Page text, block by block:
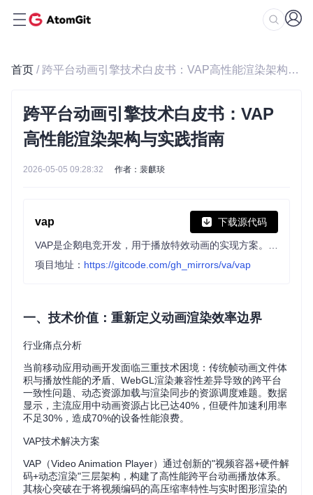
首页 / 跨平台动画引擎技术白皮书：VAP高性能渲染架构与实践指南
跨平台动画引擎技术白皮书：VAP
高性能渲染架构与实践指南
2026-05-05 09:28:32 作者：裴麒琰
vap 下载源代码
项目地址： https://gitcode.com/gh_mirrors/va/vap
一、技术价值：重新定义动画渲染效率边界
行业痛点分析
当前移动应用动画开发面临三重技术困境：传统帧动画文件体
积与播放性能的矛盾、WebGL渲染兼容性差异导致的跨平台
一致性问题、动态资源加载与渲染同步的资源调度难题。数据
显示，主流应用中动画资源占比已达40%，但硬件加速利用率
不足30%，造成70%的设备性能浪费。
VAP技术解决方案
VAP（Video Animation Player）通过创新的"视频容器+硬件解
码+动态渲染"三层架构，构建了高性能跨平台动画播放体系。
其核心突破在于将视频编码的高压缩率特性与实时图形渲染的